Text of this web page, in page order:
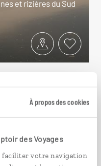
À propos des cookies
des Voyages
faciliter votre navigation
et rizières du Sud